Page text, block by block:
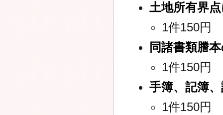
土地所有界
1件150円
同諸書類謄
1件150円
手簿、記簿
1件150円